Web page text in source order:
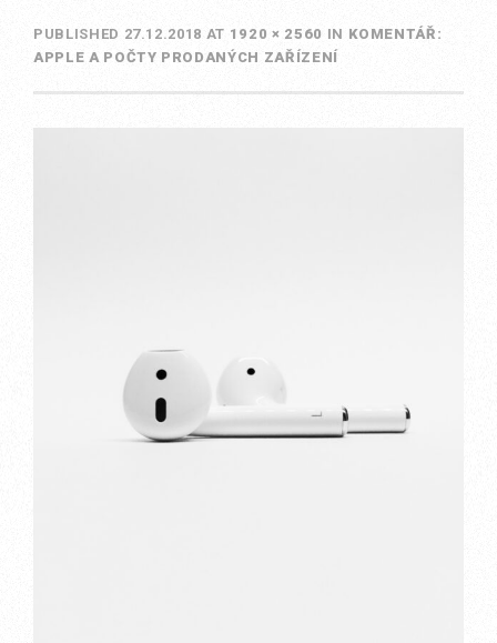
PUBLISHED 27.12.2018 AT 1920 × 2560 IN KOMENTÁŘ:
APPLE A POČTY PRODANÝCH ZAŘÍZENÍ